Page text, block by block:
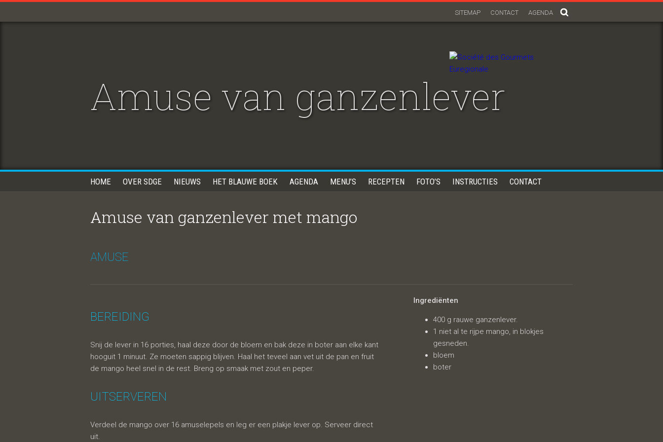
AGENDA
CONTACT
SITEMAP
Amuse van ganzenlever
met mango
HOME OVER SDGE NIEUWS HET BLAUWE BOEK AGENDA MENU’S RECEPTEN FOTO’S INSTRUCTIES CONTACT
Amuse van ganzenlever met mango
AMUSE
BEREIDING
Snij de lever in 16 porties, haal deze door de bloem en bak deze in boter aan elke kant
hooguit 1 minuut. Ze moeten sappig blijven. Haal het teveel aan vet uit de pan en fruit
de mango heel snel in de rest. Breng op smaak met zout en peper.
UITSERVEREN
Verdeel de mango over 16 amuselepels en leg er een plakje lever op. Serveer direct
uit.
Ingrediënten
400 g rauwe ganzenlever.
1 niet al te rijpe mango, in blokjes
gesneden.
bloem
boter